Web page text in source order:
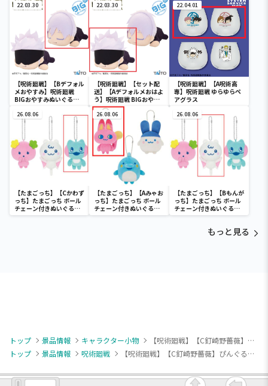
22.03.30
【呪術廻戦】【Bデフォル
メおやすみ】呪術廻戦
BIGおやすみぬいぐるみ
22.03.30
【呪術廻戦】【セット配
送】【Aデフォルメおはよ
う】呪術廻戦 BIGおやす
みぬいぐるみ 五条悟
22.04.01
【呪術廻戦】【A呪術高
専】呪術廻戦 ゆらゆらペ
アグラス
26.08.06
【たまごっち】【Cかわず
っち】たまごっち ボール
チェーン付きぬいぐるみ
～Tamagotchi
26.08.06
【たまごっち】【Aみゃお
っち】たまごっち ボール
チェーン付きぬいぐるみ
～Tamagotchi
26.08.06
【たまごっち】【Bもんが
っち】たまごっち ボール
チェーン付きぬいぐるみ
～Tamagotchi
もっと見る
トップ 景品情報 キャラクター小物
【呪術廻戦】【C釘崎野薔薇】ぴんぐるみ TVアニメ『呪術廻戦』 vol.1
トップ
景品情報 呪術廻戦 【呪術廻戦】【C釘崎野薔薇】ぴんぐるみ TVアニメ『呪術廻戦』 vol.1